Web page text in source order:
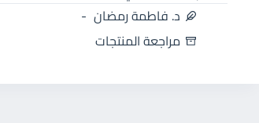
د. فاطمة رمضان
مراجعة المنتجات